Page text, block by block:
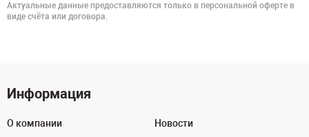
Актуальные данные предоставляются только в персональной оферте в
виде счёта или договора.
Информация
О компании
Новости